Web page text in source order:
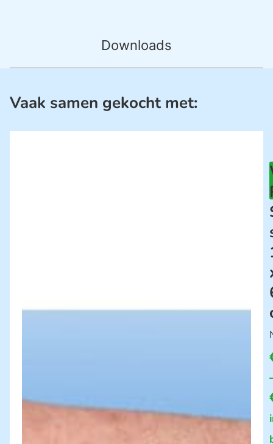
Downloads
Vaak samen gekocht met: